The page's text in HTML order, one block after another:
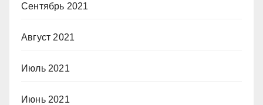
Сентябрь 2021
Август 2021
Июль 2021
Июнь 2021